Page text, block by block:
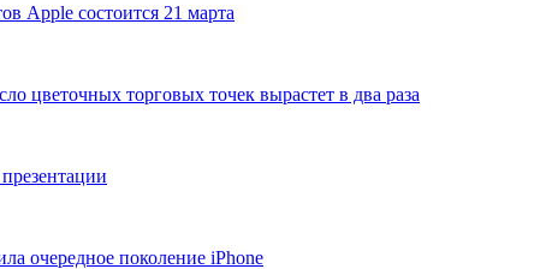
Apple состоится 21 марта
цветочных торговых точек вырастет в два раза
очередное поколение iPhone